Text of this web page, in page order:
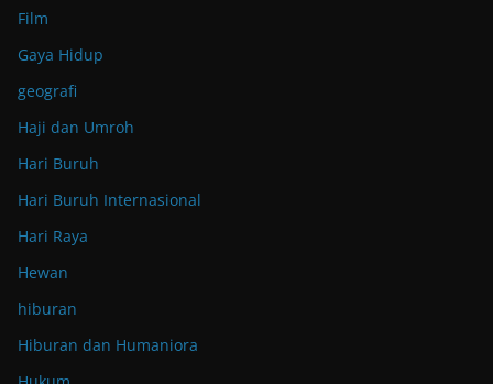
Film
Gaya Hidup
geografi
Haji dan Umroh
Hari Buruh
Hari Buruh Internasional
Hari Raya
Hewan
hiburan
Hiburan dan Humaniora